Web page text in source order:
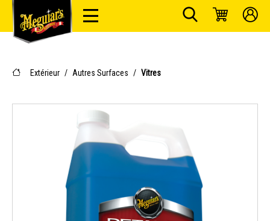
Extérieur / Autres Surfaces / Vitres